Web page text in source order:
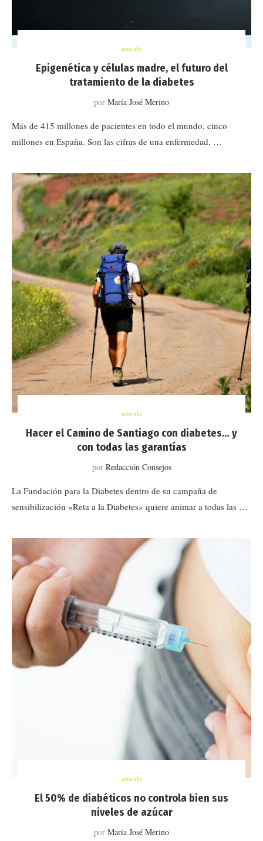
artículo
Epigenética y células madre, el futuro del
tratamiento de la diabetes
por María José Merino
Más de 415 millones de pacientes en todo el mundo, cinco
millones en España. Son las cifras de una enfermedad, …
artículo
Hacer el Camino de Santiago con diabetes… y
con todas las garantías
por Redacción Consejos
La Fundación para la Diabetes dentro de su campaña de
sensibilización «Reta a la Diabetes» quiere animar a todas las …
artículo
El 50% de diabéticos no controla bien sus
niveles de azúcar
por María José Merino